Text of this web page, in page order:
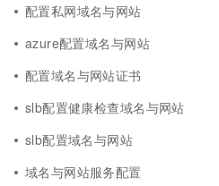
配置私网域名与网站
azure配置域名与网站
配置域名与网站证书
slb配置健康检查域名与网站
slb配置域名与网站
域名与网站服务配置